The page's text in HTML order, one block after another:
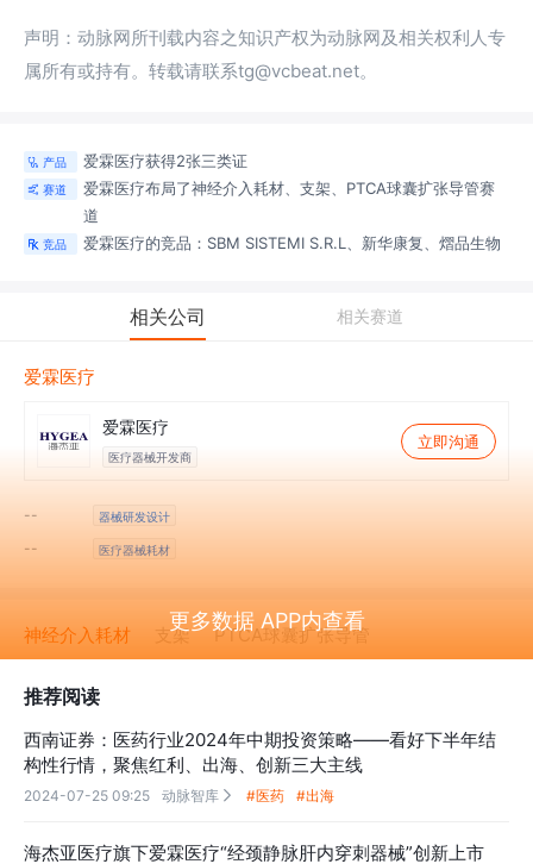
声明：动脉网所刊载内容之知识产权为动脉网及相关权利人专
属所有或持有。转载请联系tg@vcbeat.net。
 产品 爱霖医疗获得2张三类证
 赛道 爱霖医疗布局了神经介入耗材、支架、PTCA球囊扩张导管赛
道
 竞品 爱霖医疗的竞品：SBM SISTEMI S.R.L、新华康复、熠品生物
相关公司 相关赛道
爱霖医疗
爱霖医疗
医疗器械开发商
立即沟通
-- 器械研发设计
-- 医疗器械耗材
神经介入耗材 支架 PTCA球囊扩张导管
更多数据 APP内查看
推荐阅读
西南证券：医药行业2024年中期投资策略——看好下半年结
构性行情，聚焦红利、出海、创新三大主线
2024-07-25 09:25 动脉智库  #医药 #出海
海杰亚医疗旗下爱霖医疗“经颈静脉肝内穿刺器械”创新上市